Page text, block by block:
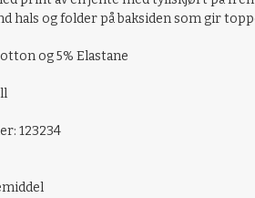
hals og folder på baksiden som gir
og 5% Elastane
123234